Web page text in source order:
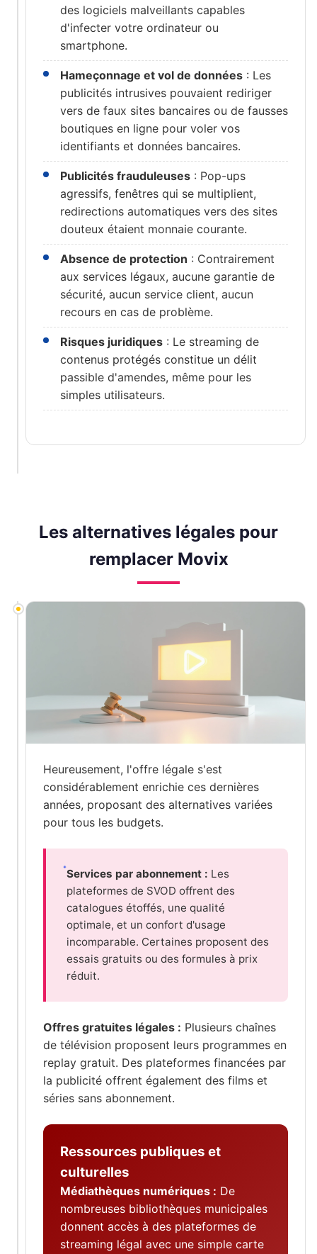
des logiciels malveillants capables
d'infecter votre ordinateur ou
smartphone.
Hameçonnage et vol de données : Les
publicités intrusives pouvaient rediriger
vers de faux sites bancaires ou de fausses
boutiques en ligne pour voler vos
identifiants et données bancaires.
Publicités frauduleuses : Pop-ups
agressifs, fenêtres qui se multiplient,
redirections automatiques vers des sites
douteux étaient monnaie courante.
Absence de protection : Contrairement
aux services légaux, aucune garantie de
sécurité, aucun service client, aucun
recours en cas de problème.
Risques juridiques : Le streaming de
contenus protégés constitue un délit
passible d'amendes, même pour les
simples utilisateurs.
Les alternatives légales pour
remplacer Movix
Heureusement, l'offre légale s'est
considérablement enrichie ces dernières
années, proposant des alternatives variées
pour tous les budgets.
Services par abonnement : Les
plateformes de SVOD offrent des
catalogues étoffés, une qualité
optimale, et un confort d'usage
incomparable. Certaines proposent des
essais gratuits ou des formules à prix
réduit.
Offres gratuites légales : Plusieurs chaînes
de télévision proposent leurs programmes en
replay gratuit. Des plateformes financées par
la publicité offrent également des films et
séries sans abonnement.
Ressources publiques et
culturelles
Médiathèques numériques : De
nombreuses bibliothèques municipales
donnent accès à des plateformes de
streaming légal avec une simple carte